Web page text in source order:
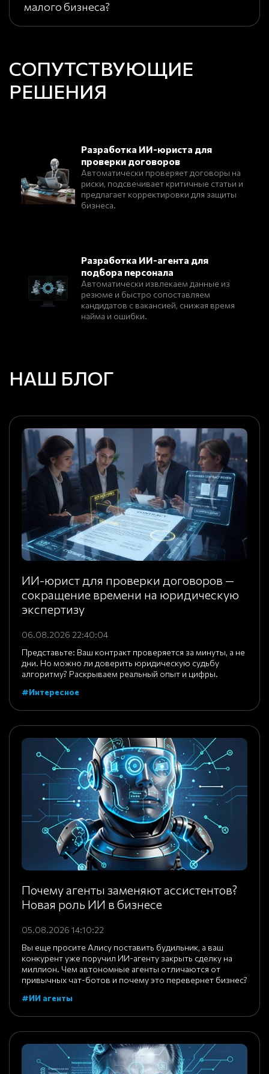
малого бизнеса?
СОПУТСТВУЮЩИЕ
РЕШЕНИЯ
Разработка ИИ-юриста для
проверки договоров
Автоматически проверяет договоры на
риски, подсвечивает критичные статьи и
предлагает корректировки для защиты
бизнеса.
Разработка ИИ-агента для
подбора персонала
Автоматически извлекаем данные из
резюме и быстро сопоставляем
кандидатов с вакансией, снижая время
найма и ошибки.
НАШ БЛОГ
ИИ-юрист для проверки договоров —
сокращение времени на юридическую
экспертизу
06.08.2026 22:40:04
Представьте: Ваш контракт проверяется за минуты, а не
дни. Но можно ли доверить юридическую судьбу
алгоритму? Раскрываем реальный опыт и цифры.
#Интересное
Почему агенты заменяют ассистентов?
Новая роль ИИ в бизнесе
05.08.2026 14:10:22
Вы еще просите Алису поставить будильник, а ваш
конкурент уже поручил ИИ-агенту закрыть сделку на
миллион. Чем автономные агенты отличаются от
привычных чат-ботов и почему это перевернет бизнес?
#ИИ агенты